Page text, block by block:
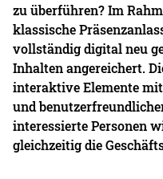
zu überführen? Im
klassische
vollständig digital neu
Inhalten angereichert.
interaktive Elemente
und
interessierte Personen
gleichzeitig die